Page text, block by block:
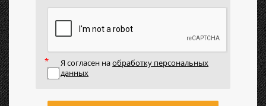
Я согласен наобработку персональных
данных